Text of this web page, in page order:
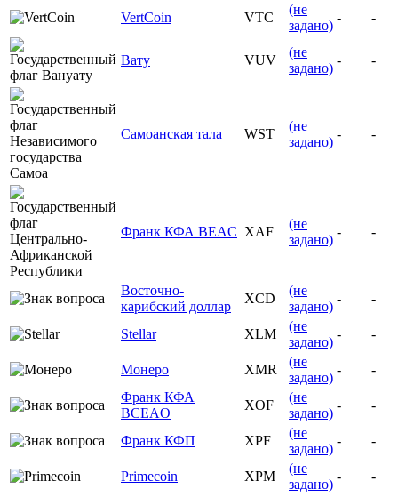
VertCoin VTC
(не
задано)
- -
Вату VUV
(не
задано)
- -
Самоанская тала WST
(не
задано)
- -
Франк КФА BEAC XAF
(не
задано)
- -
Восточно-
карибский доллар
XCD
(не
задано)
- -
Stellar XLM
(не
задано)
- -
Монеро XMR
(не
задано)
-
-
Франк КФА
BCEAO
XOF
(не
задано)
- -
Франк КФП XPF
(не
задано)
- -
Primecoin XPM
(не
задано)
-
-